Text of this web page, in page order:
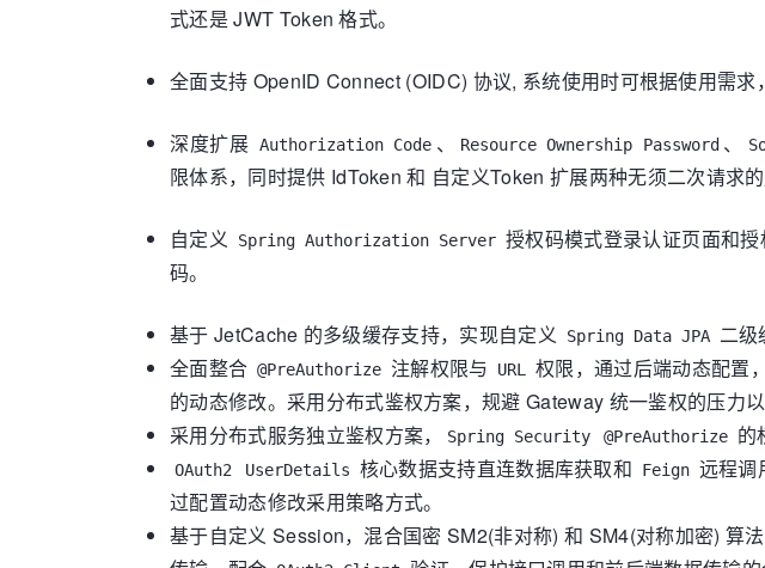
式还是 JWT Token 格式。
全面支持 OpenID Connect (OIDC) 协议, 系统使用时可根据使用需
深度扩展 Authorization Code 、 Resource Ownership Password 、
限体系，同时提供 IdToken 和 自定义Token 扩展两种无须二次请求
自定义 Spring Authorization Server 授权码模式登录认证页面和
码。
基于 JetCache 的多级缓存支持，实现自定义 Spring Data JPA 二级
全面整合 @PreAuthorize 注解权限与 URL 权限，通过后端动态配置
的动态修改。采用分布式鉴权方案，规避 Gateway 统一鉴权的压力
采用分布式服务独立鉴权方案，
Spring Security @PreAuthorize 的
OAuth2 UserDetails 核心数据支持直连数据库获取和 Feign 远程调
过配置动态修改采用策略方式。
基于自定义 Session，混合国密 SM2(非对称) 和 SM4(对称加密) 算